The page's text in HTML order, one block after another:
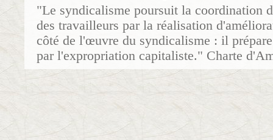
"Le syndicalisme poursuit la coordination
des travailleurs par la réalisation
côté de l'œuvre du syndicalisme : il
par l'expropriation capitaliste." Charte